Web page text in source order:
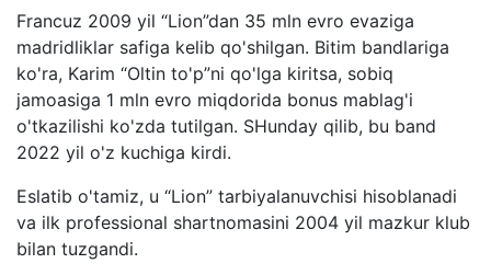
Francuz 2009 yil “Lion”dan 35 mln evro evaziga
madridliklar safiga kelib qo'shilgan. Bitim bandlariga
ko'ra, Karim “Oltin to'p”ni qo'lga kiritsa, sobiq
jamoasiga 1 mln evro miqdorida bonus mablag'i
o'tkazilishi ko'zda tutilgan. SHunday qilib, bu band
2022 yil o'z kuchiga kirdi.
Eslatib o'tamiz, u “Lion” tarbiyalanuvchisi hisoblanadi
va ilk professional shartnomasini 2004 yil mazkur klub
bilan tuzgandi.